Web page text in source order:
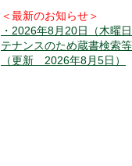
＜最新のお知らせ＞
・2026年8月20日（木曜
テナンスのため蔵書検索
（更新 2026年8月5日）